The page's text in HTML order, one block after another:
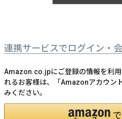
連携サービスでログイン・
Amazon.co.jpにご登録の情報を利
れるお客様は、「Amazonアカウン
みください。